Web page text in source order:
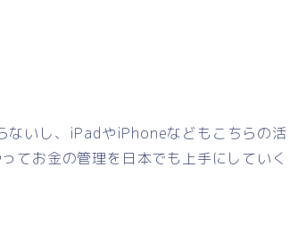
ないし、iPadやiPhoneなどもこちらの活
てお金の管理を日本でも上手にしていく